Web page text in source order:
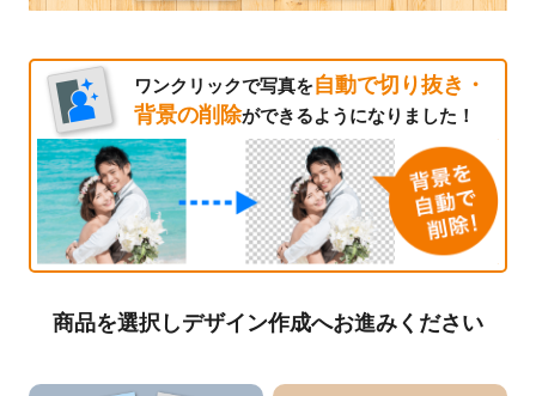
ワンクリックで写真を自動で切り抜き・
背景の削除ができるようになりました！
商品を選択しデザイン作成へお進みください